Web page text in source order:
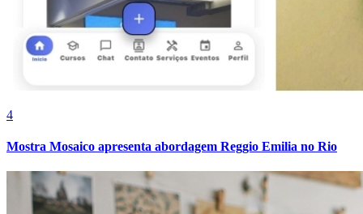
Bragantino
4
Mostra Mosaico apresenta abordagem Reggio Emilia no Rio